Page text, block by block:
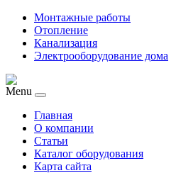
Монтажные работы
Отопление
Канализация
Электрооборудование дома
Menu
Главная
О компании
Статьи
Каталог оборудования
Карта сайта